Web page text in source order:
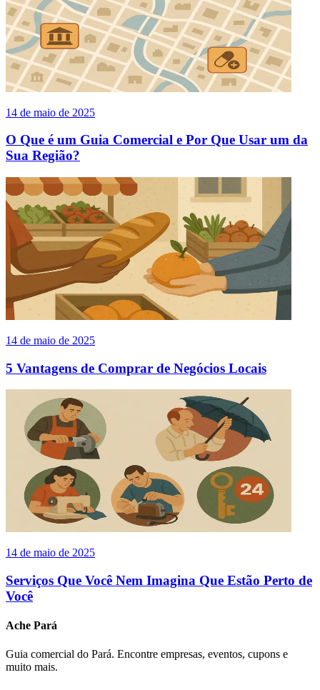
14 de maio de 2025
O Que é um Guia Comercial e Por Que Usar um da
Sua Região?
14 de maio de 2025
5 Vantagens de Comprar de Negócios Locais
14 de maio de 2025
Serviços Que Você Nem Imagina Que Estão Perto de
Você
Ache Pará
Guia comercial do Pará. Encontre empresas, eventos, cupons e
muito mais.